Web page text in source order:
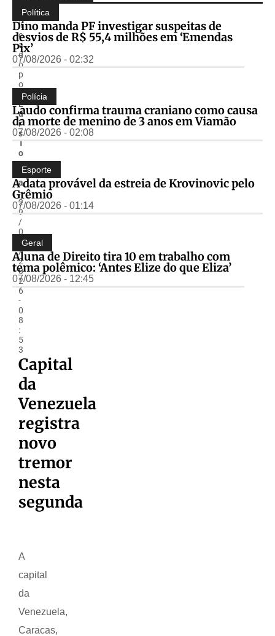
b
li
c
a
d
o
p
o
L
u
i
s
T
o
s
c
a
-
2
9
/
0
6
/
2
0
2
6
-
0
8
:
5
3
Capital
da
Venezuela
registra
novo
tremor
nesta
segunda
A
capital
da
Venezuela,
Caracas,
Política
Dino manda PF investigar suspeitas de
desvios de R$ 55,4 milhões em ‘Emendas
Pix’
07/08/2026 - 02:32
Polícia
Laudo confirma trauma craniano como causa
da morte de menino de 3 anos em Viamão
07/08/2026 - 02:08
Esporte
A data provável da estreia de Krovinovic pelo
Grêmio
07/08/2026 - 01:14
Geral
Aluna de Direito tira 10 em trabalho com
tema polêmico: ‘Antes Elize do que Eliza’
07/08/2026 - 12:45